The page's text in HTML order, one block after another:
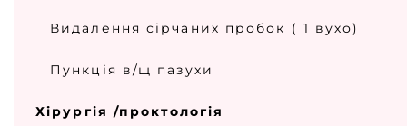
Видалення сірчаних пробок ( 1 вухо)
Пункція в/щ пазухи
Хірургія /проктологія